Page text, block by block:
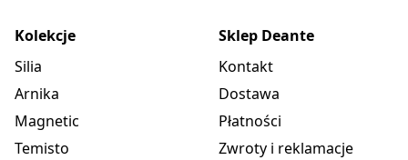
Kolekcje
Silia
Arnika
Magnetic
Temisto
Sklep Deante
Kontakt
Dostawa
Płatności
Zwroty i reklamacje